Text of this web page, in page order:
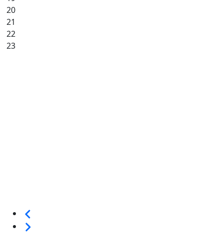
20
21
22
23
Seitennummerierung
Weiter